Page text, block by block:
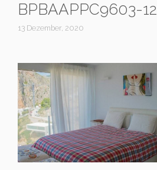
BPBAAPPC9603-12
13 Dezember, 2020